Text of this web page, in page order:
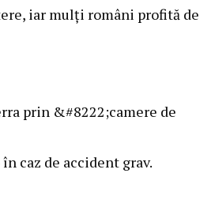
iar mulți români profită de
prin &#8222;camere de
caz de accident grav.